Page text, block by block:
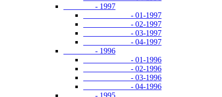
- 1997
- 01-1997
- 02-1997
- 03-1997
- 04-1997
- 1996
- 01-1996
- 02-1996
- 03-1996
- 04-1996
- 1995